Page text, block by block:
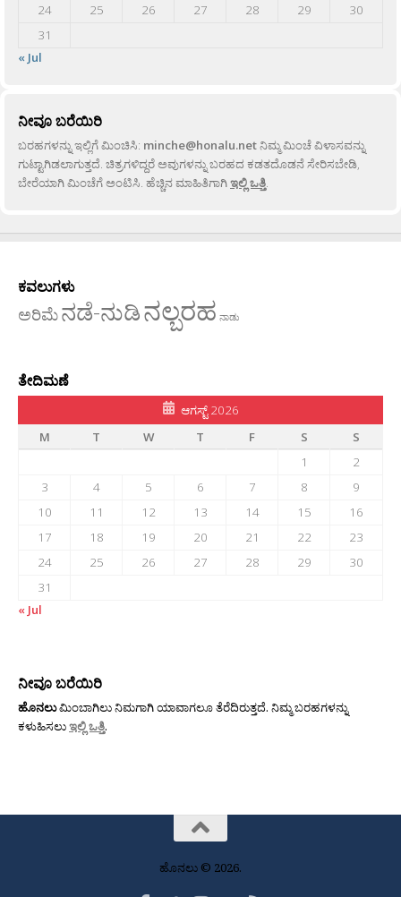
24
25 26 27 28 29
30
31
« Jul
ನೀವೂ ಬರೆಯಿರಿ
ಬರಹಗಳನ್ನು ಇಲ್ಲಿಗೆ ಮಿಂಚಿಸಿ: minche@honalu.netನಿಮ್ಮ ಮಿಂಚೆ ವಿಳಾಸವನ್ನು
ಗುಟ್ಟಾಗಿಡಲಾಗುತ್ತದೆ. ಚಿತ್ರಗಳಿದ್ದರೆ ಅವುಗಳನ್ನು ಬರಹದ ಕಡತದೊಡನೆ ಸೇರಿಸಬೇಡಿ,
ಬೇರೆಯಾಗಿ ಮಿಂಚೆಗೆ ಅಂಟಿಸಿ. ಹೆಚ್ಚಿನ ಮಾಹಿತಿಗಾಗಿಇಲ್ಲಿ ಒತ್ತಿ.
ಕವಲುಗಳು
ಅರಿಮೆನಡೆ-ನುಡಿನಲ್ಬರಹ ನಾಡು
ತೇದಿಮಣೆ
ಆಗಸ್ಟ್ 2026
M
T W T F S
S
1
2
3
4 5 6 7 8
9
10
11 12 13 14 15
16
17
18 19 20 21 22
23
24
25 26 27 28 29
30
31
« Jul
ನೀವೂ ಬರೆಯಿರಿ
ಹೊನಲುಮಿಂಬಾಗಿಲು ನಿಮಗಾಗಿ ಯಾವಾಗಲೂ ತೆರೆದಿರುತ್ತದೆ. ನಿಮ್ಮ ಬರಹಗಳನ್ನು
ಕಳುಹಿಸಲುಇಲ್ಲಿ ಒತ್ತಿ.
ಹೊನಲು © 2026.